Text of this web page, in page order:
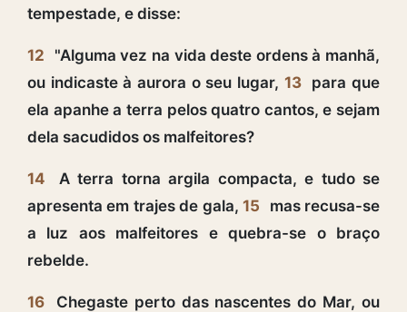
tempestade, e disse:
12
"Alguma vez na vida deste ordens à manhã,
ou indicaste à aurora o seu lugar, 13
para que
ela apanhe a terra pelos quatro cantos, e sejam
dela sacudidos os malfeitores?
14
A terra torna argila compacta, e tudo se
apresenta em trajes de gala,15
mas recusa-se
a luz aos malfeitores e quebra-se o braço
rebelde.
16
Chegaste perto das nascentes do Mar, ou